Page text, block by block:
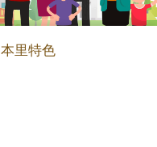
本里特色